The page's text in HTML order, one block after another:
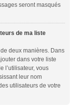
seront masqués
de ma liste
deux manières. Dans
dans votre liste
l’utilisateur, vous
leur nom
utilisateurs de votre